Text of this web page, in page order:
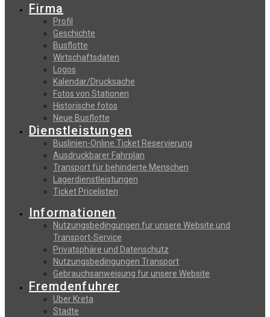
Firma
Profil
Geschichte
Busflotte
Wirtschaftsdaten
Logos
Kalendar/Drucksache
Fotos von Stationen
Historische fotos
Neue Busflotte
Dienstleistungen
Buslinien-Online Ticket Reservierung
Αusdruckbarer Fahrplan
Transport für behinderte Menschen
Lagerdienstleistungen
Ticket Pricelisten
Informationen
Nutzungsbedingungen fur unsere Website und
Transport-Service
Privatsphäre und Datenschutz
Nutzungsbedingungen Transport
Gebrauchsanweisung fur unsere Website
Fremdenfuhrer
Uber Kreta
Stadte